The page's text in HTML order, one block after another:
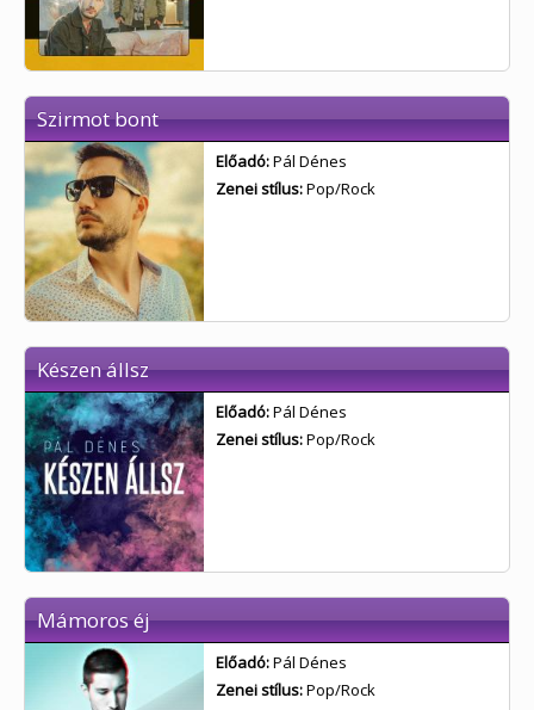
Szirmot bont
Előadó:Pál Dénes
Zenei stílus:Pop/Rock
Készen állsz
Előadó:Pál Dénes
Zenei stílus:Pop/Rock
Mámoros éj
Előadó:Pál Dénes
Zenei stílus:Pop/Rock